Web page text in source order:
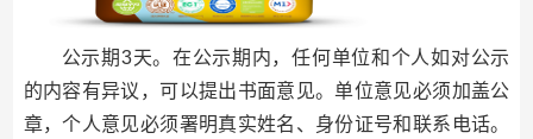
公示期3天。在公示期内，任何单位和个人如对公示
的内容有异议，可以提出书面意见。单位意见必须加盖公
章，个人意见必须署明真实姓名、身份证号和联系电话。